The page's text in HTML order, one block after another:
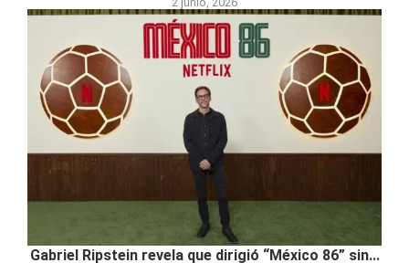
Gabriel Ripstein revela que dirigió “México 86” sin...